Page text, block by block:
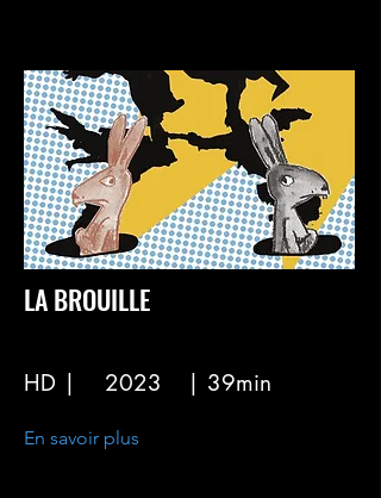
LA BROUILLE
HD | 2023 | 39min
En savoir plus